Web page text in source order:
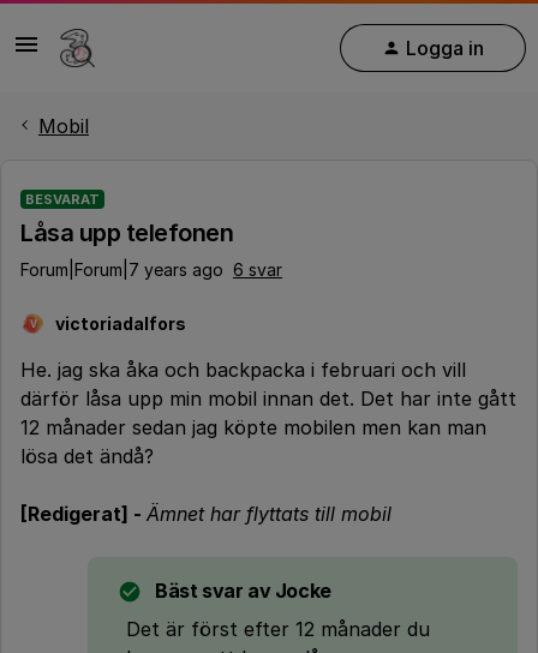
Logga in
Mobil
BESVARAT
Låsa upp telefonen
Forum|Forum|7 years ago 6 svar
V victoriadalfors
He. jag ska åka och backpacka i februari och vill
därför låsa upp min mobil innan det. Det har inte gått
12 månader sedan jag köpte mobilen men kan man
lösa det ändå?
[Redigerat] - Ämnet har flyttats till mobil
Bäst svar av Jocke
Det är först efter 12 månader du